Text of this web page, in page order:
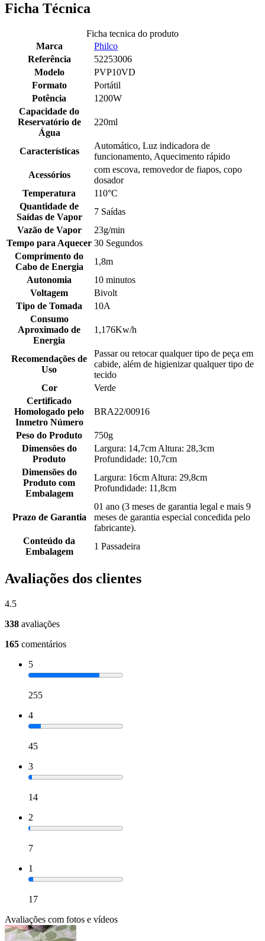
Ficha Técnica
Ficha tecnica do produto
Marca
Philco
Referência
52253006
Modelo
PVP10VD
Formato
Portátil
Potência
1200W
Capacidade do
Reservatório de
Água
220ml
Características
Automático, Luz indicadora de
funcionamento, Aquecimento rápido
Acessórios
com escova, removedor de fiapos, copo
dosador
Temperatura
110°C
Quantidade de
Saídas de Vapor
7 Saídas
Vazão de Vapor
23g/min
Tempo para Aquecer 30 Segundos
Comprimento do
Cabo de Energia
1,8m
Autonomia
10 minutos
Voltagem
Bivolt
Tipo de Tomada
10A
Consumo
Aproximado de
Energia
1,176Kw/h
Recomendações de
Uso
Passar ou retocar qualquer tipo de peça em
cabide, além de higienizar qualquer tipo de
tecido
Cor
Verde
Certificado
Homologado pelo
Inmetro Número
BRA22/00916
Peso do Produto
750g
Dimensões do
Produto
Largura: 14,7cm Altura: 28,3cm
Profundidade: 10,7cm
Dimensões do
Produto com
Embalagem
Largura: 16cm Altura: 29,8cm
Profundidade: 11,8cm
Prazo de Garantia
01 ano (3 meses de garantia legal e mais 9
meses de garantia especial concedida pelo
fabricante).
Conteúdo da
Embalagem
1 Passadeira
Avaliações dos clientes
4.5
338 avaliações
165 comentários
5
255
4
45
3
14
2
7
1
17
Avaliações com fotos e vídeos